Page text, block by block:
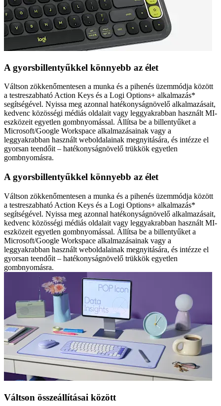
A gyorsbillentyűkkel könnyebb az élet
Váltson zökkenőmentesen a munka és a pihenés üzemmódja között
a testreszabható Action Keys és a Logi Options+ alkalmazás*
segítségével. Nyissa meg azonnal hatékonyságnövelő alkalmazásait,
kedvenc közösségi médiás oldalait vagy leggyakrabban használt MI-
eszközeit egyetlen gombnyomással. Állítsa be a billentyűket a
Microsoft/Google Workspace alkalmazásainak vagy a
leggyakrabban használt weboldalainak megnyitására, és intézze el
gyorsan teendőit – hatékonyságnövelő trükkök egyetlen
gombnyomásra.
A gyorsbillentyűkkel könnyebb az élet
Váltson zökkenőmentesen a munka és a pihenés üzemmódja között
a testreszabható Action Keys és a Logi Options+ alkalmazás*
segítségével. Nyissa meg azonnal hatékonyságnövelő alkalmazásait,
kedvenc közösségi médiás oldalait vagy leggyakrabban használt MI-
eszközeit egyetlen gombnyomással. Állítsa be a billentyűket a
Microsoft/Google Workspace alkalmazásainak vagy a
leggyakrabban használt weboldalainak megnyitására, és intézze el
gyorsan teendőit – hatékonyságnövelő trükkök egyetlen
gombnyomásra.
Váltson összeállításai között